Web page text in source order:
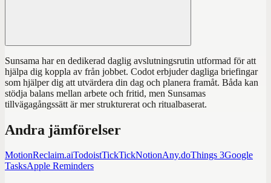
Sunsama har en dedikerad daglig avslutningsrutin utformad för att
hjälpa dig koppla av från jobbet. Codot erbjuder dagliga briefingar
som hjälper dig att utvärdera din dag och planera framåt. Båda kan
stödja balans mellan arbete och fritid, men Sunsamas
tillvägagångssätt är mer strukturerat och ritualbaserat.
Andra jämförelser
MotionReclaim.aiTodoistTickTickNotionAny.doThings 3Google
TasksApple Reminders